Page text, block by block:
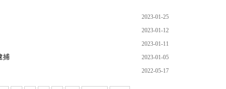
2023-01-25
2023-01-12
2023-01-11
捕 2023-01-05
2022-05-17